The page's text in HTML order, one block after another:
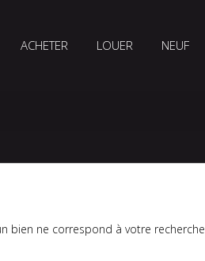
ACHETER LOUER NEUF
bien ne correspond à votre recherche